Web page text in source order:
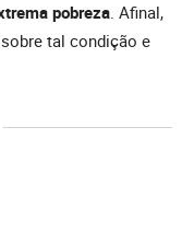
pobreza. Afinal,
tal condição e